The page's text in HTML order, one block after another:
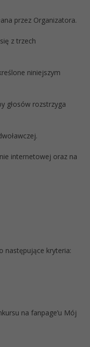
przez Organizatora.
z trzech
niniejszym
głosów rozstrzyga
internetowej oraz na
następujące kryteria:
na fanpage’u Mój